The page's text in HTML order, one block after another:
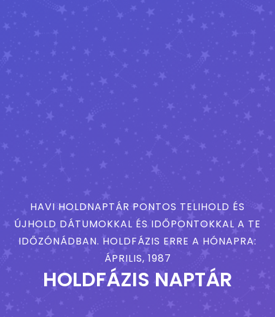
HAVI HOLDNAPTÁR PONTOS TELIHOLD ÉS
ÚJHOLD DÁTUMOKKAL ÉS IDŐPONTOKKAL A TE
IDŐZÓNÁDBAN. HOLDFÁZIS ERRE A HÓNAPRA:
ÁPRILIS, 1987
HOLDFÁZIS NAPTÁR